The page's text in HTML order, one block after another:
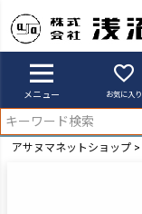
メニュー お気に入り
アサヌマネットショップ